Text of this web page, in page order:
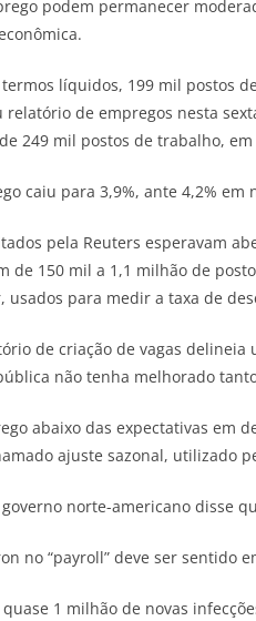
podem permanecer
termos líquidos, 199 mil postos
relatório de empregos nesta
249 mil postos de trabalho,
caiu para 3,9%, ante 4,2%
pela Reuters esperavam
de 150 mil a 1,1 milhão de
usados para medir a taxa de
de criação de vagas
não tenha melhorado
abaixo das expectativas em
ajuste sazonal, utilizado
norte-americano disse
no “payroll” deve ser sentido
quase 1 milhão de novas